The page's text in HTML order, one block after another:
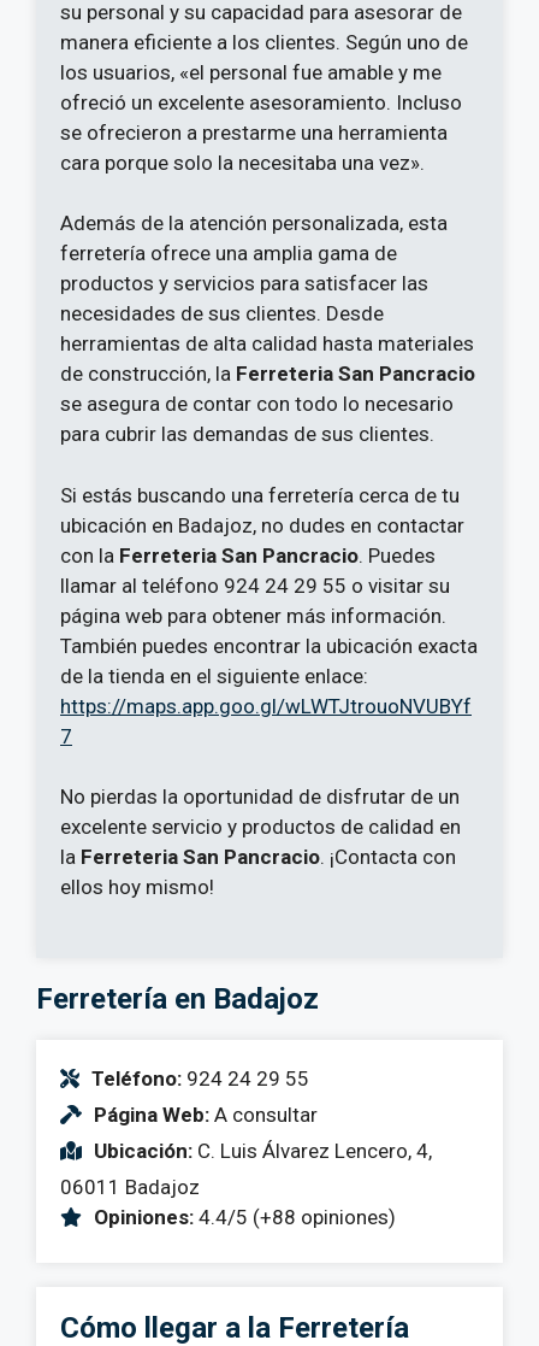
su personal y su capacidad para asesorar de
manera eficiente a los clientes. Según uno de
los usuarios, «el personal fue amable y me
ofreció un excelente asesoramiento. Incluso
se ofrecieron a prestarme una herramienta
cara porque solo la necesitaba una vez».
Además de la atención personalizada, esta
ferretería ofrece una amplia gama de
productos y servicios para satisfacer las
necesidades de sus clientes. Desde
herramientas de alta calidad hasta materiales
de construcción, la Ferreteria San Pancracio
se asegura de contar con todo lo necesario
para cubrir las demandas de sus clientes.
Si estás buscando una ferretería cerca de tu
ubicación en Badajoz, no dudes en contactar
con la Ferreteria San Pancracio. Puedes
llamar al teléfono 924 24 29 55 o visitar su
página web para obtener más información.
También puedes encontrar la ubicación exacta
de la tienda en el siguiente enlace:
https://maps.app.goo.gl/wLWTJtrouoNVUBYf
7
No pierdas la oportunidad de disfrutar de un
excelente servicio y productos de calidad en
la Ferreteria San Pancracio. ¡Contacta con
ellos hoy mismo!
Ferretería en Badajoz
Teléfono: 924 24 29 55
Página Web: A consultar
Ubicación: C. Luis Álvarez Lencero, 4,
06011 Badajoz
Opiniones: 4.4/5 (+88 opiniones)
Cómo llegar a la Ferretería